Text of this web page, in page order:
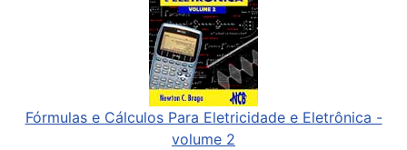
Fórmulas e Cálculos Para Eletricidade e Eletrônica -
volume 2